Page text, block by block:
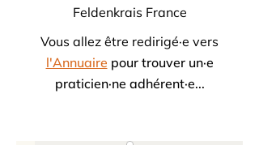
Feldenkrais France
Vous allez être redirigé·e vers
l'Annuaire pour trouver un·e
praticien·ne adhérent·e...